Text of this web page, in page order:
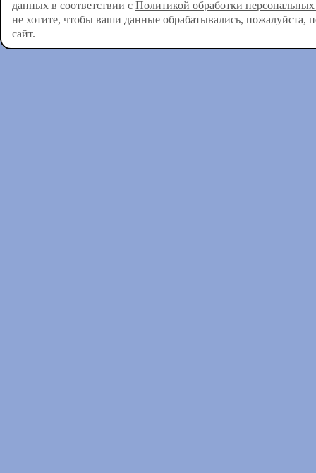
данных в соответствии с Политикой обработки
не хотите, чтобы ваши данные обрабатывались, пожалуйста,
сайт.